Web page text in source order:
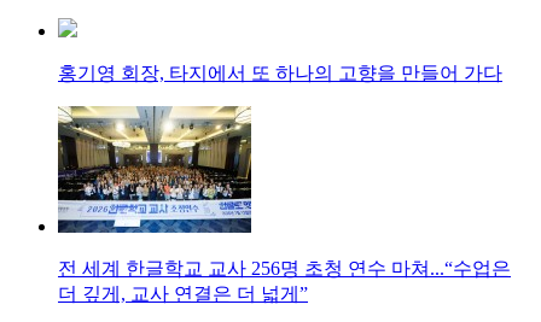
홍기영 회장, 타지에서 또 하나의 고향을 만들어 가다
전 세계 한글학교 교사 256명 초청 연수 마쳐...“수업은
더 깊게, 교사 연결은 더 넓게”